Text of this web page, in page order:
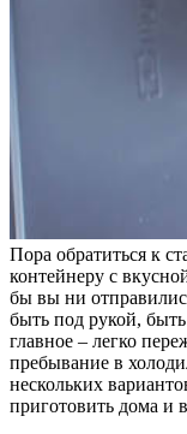
Пора обратиться к
контейнеру с
бы вы ни
быть под рукой,
главное – легко
пребывание в
нескольких
приготовить дома и